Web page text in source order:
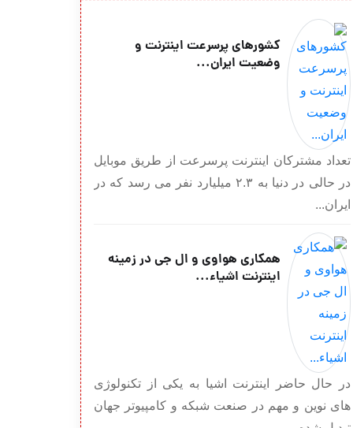
کشورهای پرسرعت اینترنت و
وضعیت ایران...
تعداد مشترکان اینترنت پرسرعت از طریق موبایل
در حالی در دنیا به ۲.۳ میلیارد نفر می رسد که در
ایران...
همکاری هواوی و ال جی در زمینه
اینترنت اشیاء...
در حال حاضر اینترنت اشیا به یکی از تکنولوژی
های نوین و مهم در صنعت شبکه و کامپیوتر جهان